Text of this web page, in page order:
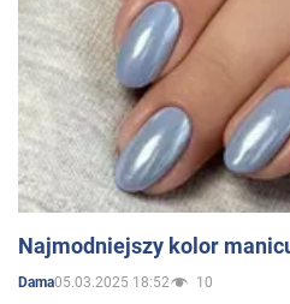
Najmodniejszy kolor
Dama05.03.2025 18:52 10